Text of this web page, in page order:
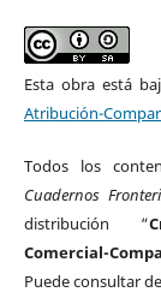
Esta obra está
Atribución-
Todos los
Cuadernos
distribución “
Comercial-
Puede consultar